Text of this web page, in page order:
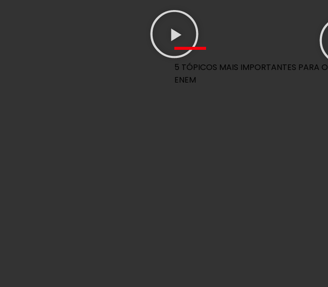
5 TÓPICOS MAIS IMPORTANTES PARA O
ENEM